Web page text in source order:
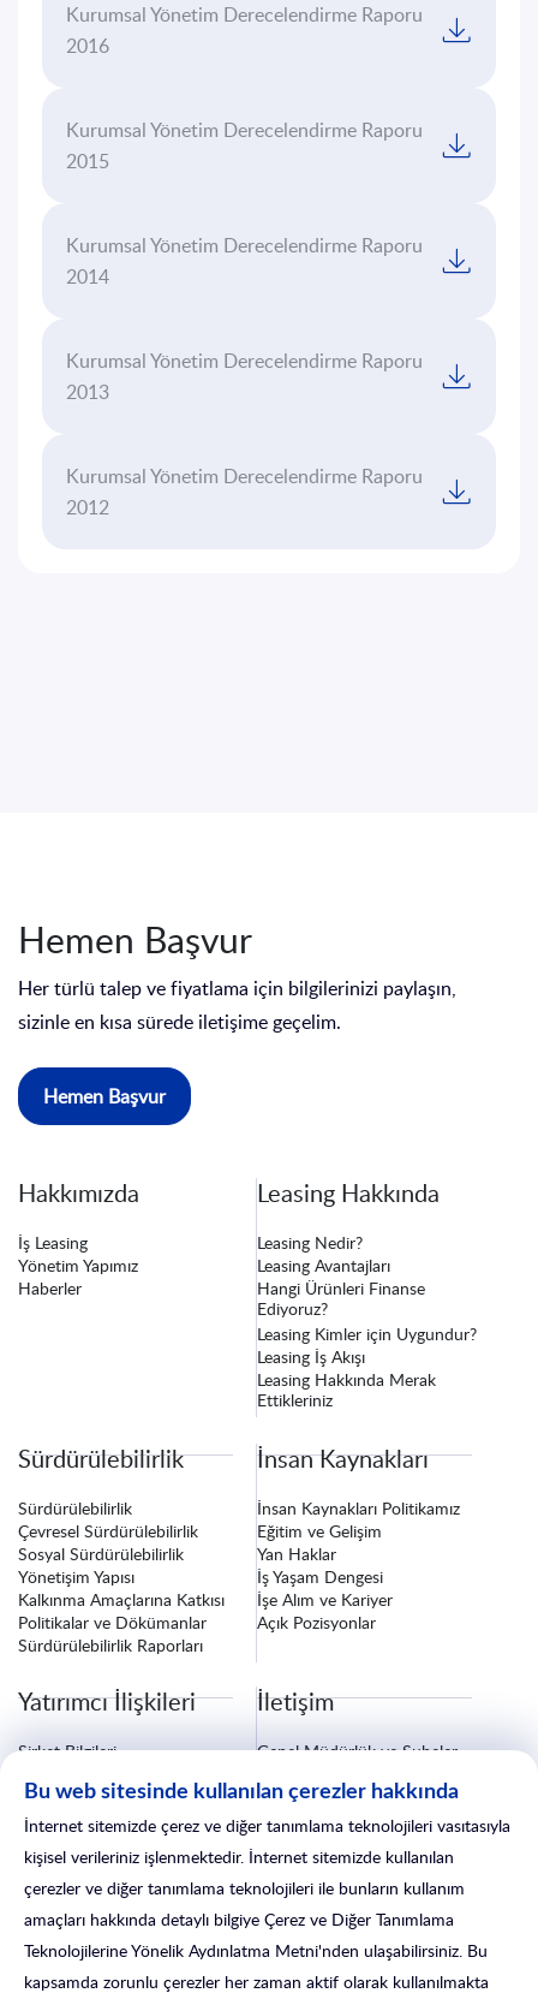
Kurumsal Yönetim Derecelendirme Raporu
2016
Kurumsal Yönetim Derecelendirme Raporu
2015
Kurumsal Yönetim Derecelendirme Raporu
2014
Kurumsal Yönetim Derecelendirme Raporu
2013
Kurumsal Yönetim Derecelendirme Raporu
2012
Hemen Başvur
Her türlü talep ve fiyatlama için bilgilerinizi paylaşın,
sizinle en kısa sürede iletişime geçelim.
Hemen Başvur
Hakkımızda
İş Leasing
Yönetim Yapımız
Haberler
Leasing Hakkında
Leasing Nedir?
Leasing Avantajları
Hangi Ürünleri Finanse
Ediyoruz?
Leasing Kimler için Uygundur?
Leasing İş Akışı
Leasing Hakkında Merak
Ettikleriniz
Sürdürülebilirlik
Sürdürülebilirlik
Çevresel Sürdürülebilirlik
Sosyal Sürdürülebilirlik
Yönetişim Yapısı
Kalkınma Amaçlarına Katkısı
Politikalar ve Dökümanlar
Sürdürülebilirlik Raporları
İnsan Kaynakları
İnsan Kaynakları Politikamız
Eğitim ve Gelişim
Yan Haklar
İş Yaşam Dengesi
İşe Alım ve Kariyer
Açık Pozisyonlar
Yatırımcı İlişkileri
Şirket Bilgileri
Özel Durum Açıklamaları
Kurumsal Yönetim
Yatırımcı İlişkileri Formu
İletişim
Genel Müdürlük ve Şubeler
Fatura ve Tebligat Bilgileri
Sigorta İşlemleri
Satış Sonrası Hizmetler
Bu web sitesinde kullanılan çerezler hakkında
İnternet sitemizde çerez ve diğer tanımlama teknolojileri vasıtasıyla
kişisel verileriniz işlenmektedir. İnternet sitemizde kullanılan
çerezler ve diğer tanımlama teknolojileri ile bunların kullanım
amaçları hakkında detaylı bilgiye Çerez ve Diğer Tanımlama
Teknolojilerine Yönelik Aydınlatma Metni'nden ulaşabilirsiniz. Bu
kapsamda zorunlu çerezler her zaman aktif olarak kullanılmakta